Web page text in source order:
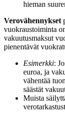
hieman
Verovähennykset
vuokraustoiminta
vakuutusmaksut
pienentävät
Esimerkki:
euroa, ja
vähentää
säästät
Muista